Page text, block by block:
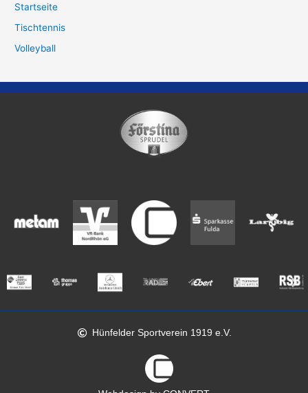
Startseite
Tischtennis
Volleyball
Hünfelder Sportverein 1919 e.V.